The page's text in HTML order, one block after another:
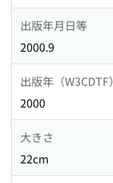
出版年月日等
2000.9
出版年（W3CDTF）
2000
大きさ
22cm